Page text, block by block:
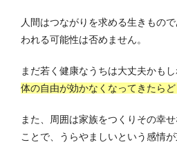
人間はつながりを求める生きもの
われる可能性は否めません。
まだ若く健康なうちは大丈夫かもし
体の自由が効かなくなってきたら
また、周囲は家族をつくりその幸
ことで、うらやましいという感情